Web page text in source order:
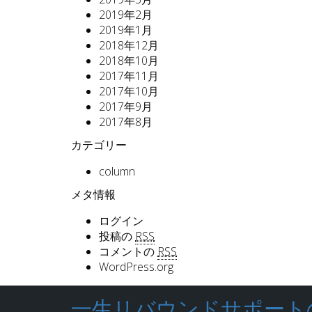
2019年2月
2019年1月
2018年12月
2018年10月
2017年11月
2017年10月
2017年9月
2017年8月
カテゴリー
column
メタ情報
ログイン
投稿の RSS
コメントの RSS
WordPress.org